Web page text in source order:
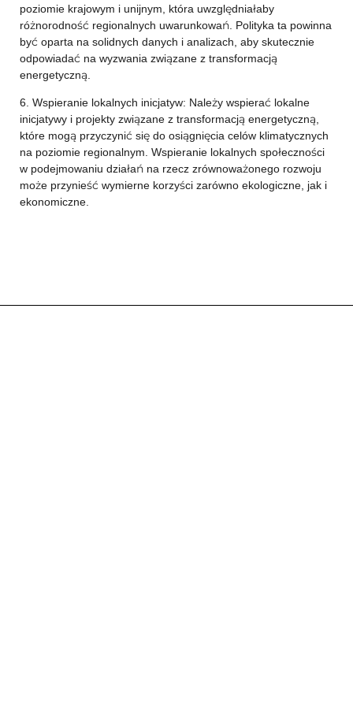
poziomie krajowym i unijnym, która uwzględniałaby
różnorodność regionalnych uwarunkowań. Polityka ta powinna
być oparta na solidnych danych i analizach, aby skutecznie
odpowiadać na wyzwania związane z transformacją
energetyczną.
6. Wspieranie lokalnych inicjatyw: Należy wspierać lokalne
inicjatywy i projekty związane z transformacją energetyczną,
które mogą przyczynić się do osiągnięcia celów klimatycznych
na poziomie regionalnym. Wspieranie lokalnych społeczności
w podejmowaniu działań na rzecz zrównoważonego rozwoju
może przynieść wymierne korzyści zarówno ekologiczne, jak i
ekonomiczne.